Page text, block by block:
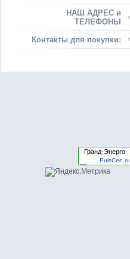
НАШ АДРЕС и
ТЕЛЕФОНЫ
Контакты для покупки:
Гранд-Энерго
PulsCen.ru